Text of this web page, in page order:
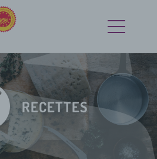
RECETTES